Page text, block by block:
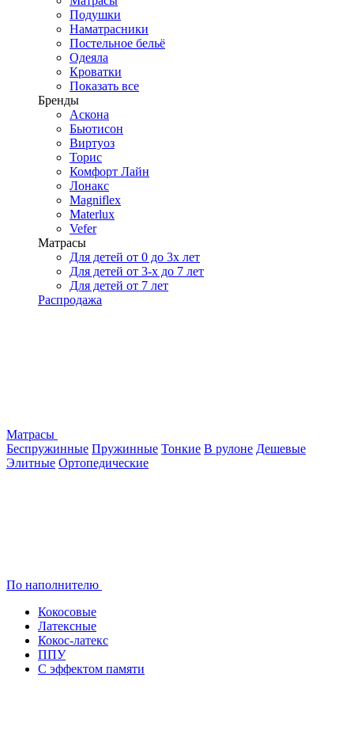
Подушки
Наматрасники
Постельное бельё
Одеяла
Кроватки
Показать все
Бренды
Аскона
Бьютисон
Виртуоз
Торис
Комфорт Лайн
Лонакс
Magniflex
Materlux
Vefer
Матрасы
Для детей от 0 до 3х лет
Для детей от 3-х до 7 лет
Для детей от 7 лет
Распродажа
Матрасы
Беспружинные Пружинные Тонкие В рулоне Дешевые
Элитные Ортопедические
По наполнителю
Кокосовые
Латексные
Кокос-латекс
ППУ
С эффектом памяти